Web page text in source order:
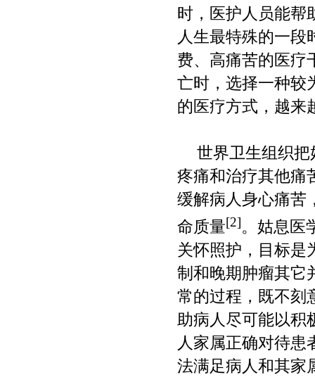
时，医护人员能帮
人生最特殊的一
费、高痛苦的医疗
亡时，选择一种较
的医疗方式，越来
世界卫生组织
疼痛和治疗其他痛
缓解病人身心痛苦
命质量[2]。姑息医
关怀照护，目标是
制和晚期肿瘤其它
常的过程，既不刻
助病人尽可能以积
人家属正确对待患
法满足病人和其家